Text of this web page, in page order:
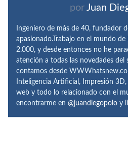
por Juan
Ingeniero de más de 40, fundador
apasionado.Trabajo en el mundo
2.000, y desde entonces no he
atención a todas las novedades del
contamos desde
Inteligencia Artificial, Impresión
web y todo lo relacionado con el
encontrarme en @juandiegopolo y